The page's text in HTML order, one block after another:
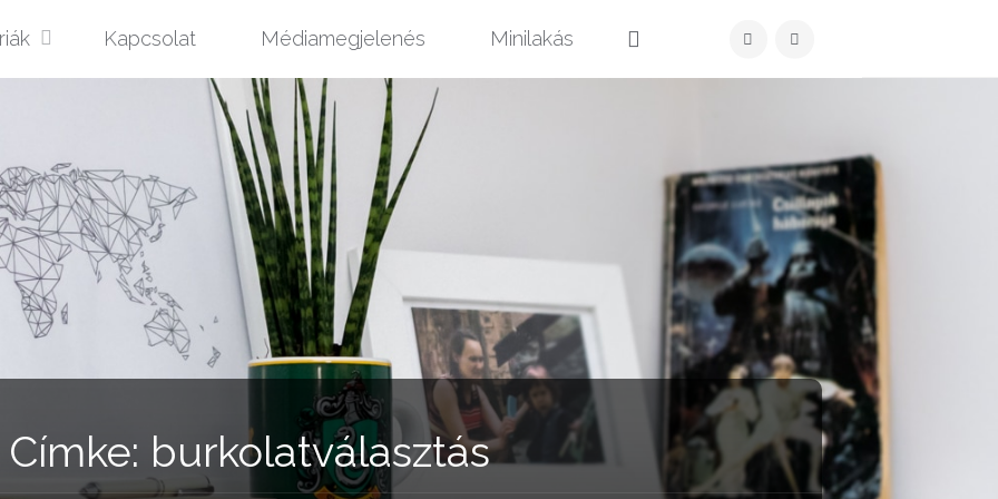
Kapcsolat Médiamegjelenés Minilakás
Címke: burkolatválasztás